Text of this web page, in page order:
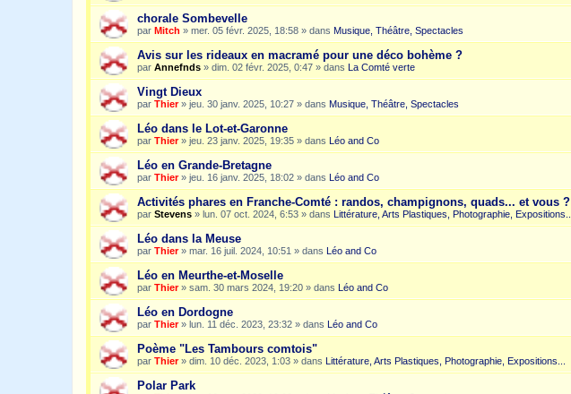
chorale Sombevelle
par Mitch » mer. 05 févr. 2025, 18:58 » dans Musique, Théâtre, Spectacles
Avis sur les rideaux en macramé pour une déco bohème ?
par Annefnds » dim. 02 févr. 2025, 0:47 » dans La Comté verte
Vingt Dieux
par Thier» jeu. 30 janv. 2025, 10:27 » dans Musique, Théâtre, Spectacles
Léo dans le Lot-et-Garonne
par Thier» jeu. 23 janv. 2025, 19:35 » dans Léo and Co
Léo en Grande-Bretagne
par Thier» jeu. 16 janv. 2025, 18:02 » dans Léo and Co
Activités phares en Franche-Comté : randos, champignons, quads... et vous ?
par Stevens » lun. 07 oct. 2024, 6:53 » dans Littérature, Arts Plastiques, Photographie, Expositions...
Léo dans la Meuse
par Thier» mar. 16 juil. 2024, 10:51 » dans Léo and Co
Léo en Meurthe-et-Moselle
par Thier» sam. 30 mars 2024, 19:20 » dans Léo and Co
Léo en Dordogne
par Thier» lun. 11 déc. 2023, 23:32 » dans Léo and Co
Poème "Les Tambours comtois"
par Thier» dim. 10 déc. 2023, 1:03 » dans Littérature, Arts Plastiques, Photographie, Expositions...
Polar Park